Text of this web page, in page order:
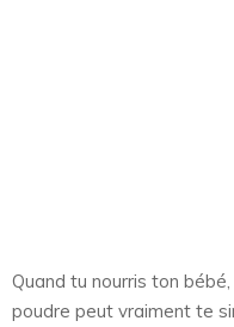
Quand tu nourris ton
poudre peut vraiment te